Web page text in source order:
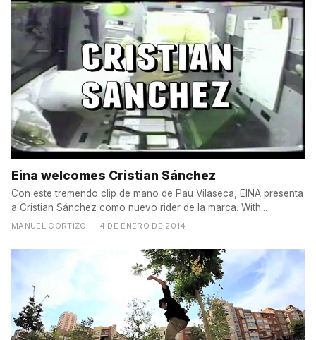
Eina welcomes Cristian Sánchez
Con este tremendo clip de mano de Pau Vilaseca, EINA presenta
a Cristian Sánchez como nuevo rider de la marca. With...
MANUEL CORTIZO — 4 DE ENERO DE 2014